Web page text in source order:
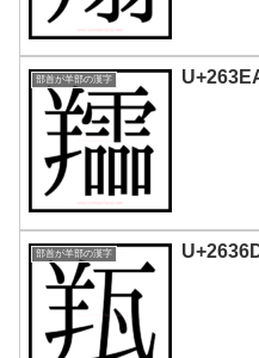
部首が羊部の漢字
部首が羊部の漢字